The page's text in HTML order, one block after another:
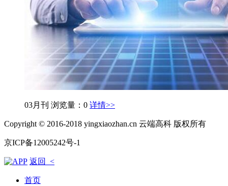
03月刊 浏览量：0 详情>>
Copyright © 2016-2018 yingxiaozhan.cn 云端高科 版权所有
京ICP备12005242号-1
返回 <
首页